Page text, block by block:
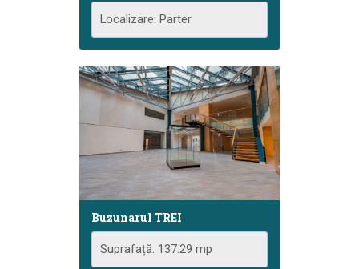
Localizare: Parter
Buzunarul TREI
Suprafață: 137.29 mp